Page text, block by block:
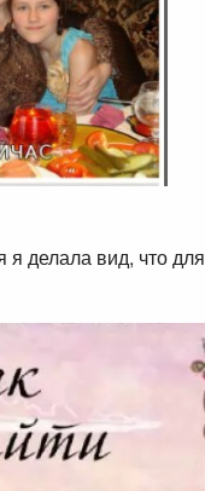
делала вид, что